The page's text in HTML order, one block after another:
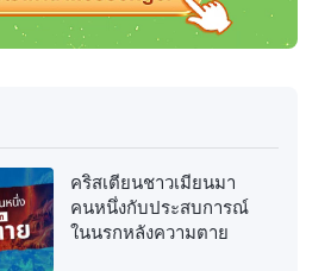
คริสเตียนชาวเมียนมา
คนหนึ่งกับประสบการณ์
ในนรกหลังความตาย